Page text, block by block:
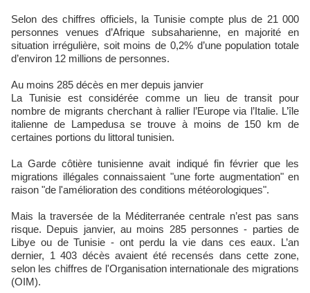
Selon des chiffres officiels, la Tunisie compte plus de 21 000
personnes venues d’Afrique subsaharienne, en majorité en
situation irrégulière, soit moins de 0,2% d’une population totale
d’environ 12 millions de personnes.
Au moins 285 décès en mer depuis janvier
La Tunisie est considérée comme un lieu de transit pour
nombre de migrants cherchant à rallier l’Europe via l’Italie. L’île
italienne de Lampedusa se trouve à moins de 150 km de
certaines portions du littoral tunisien.
La Garde côtière tunisienne avait indiqué fin février que les
migrations illégales connaissaient "une forte augmentation" en
raison "de l'amélioration des conditions météorologiques".
Mais la traversée de la Méditerranée centrale n’est pas sans
risque. Depuis janvier, au moins 285 personnes - parties de
Libye ou de Tunisie - ont perdu la vie dans ces eaux. L’an
dernier, 1 403 décès avaient été recensés dans cette zone,
selon les chiffres de l'Organisation internationale des migrations
(OIM).